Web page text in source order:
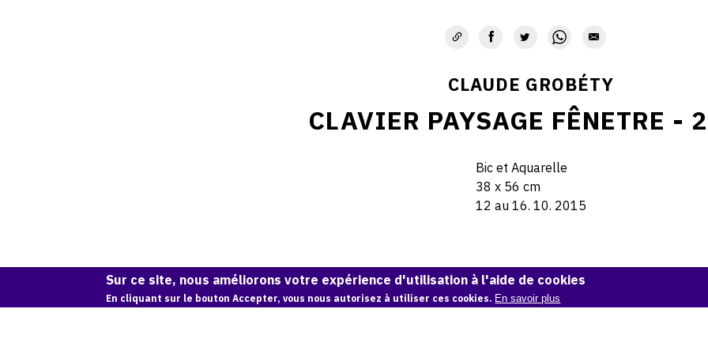
CLAUDE GROBÉTY
CLAVIER PAYSAGE FÊNETRE -
Bic et Aquarelle
38 x 56 cm
12 au 16. 10. 2015
© Claude Grobéty
Sur ce site, nous améliorons votre expérience d'utilisation à l'aide de cookies
En cliquant sur le bouton Accepter, vous nous autorisez à utiliser ces cookies. En savoir plus